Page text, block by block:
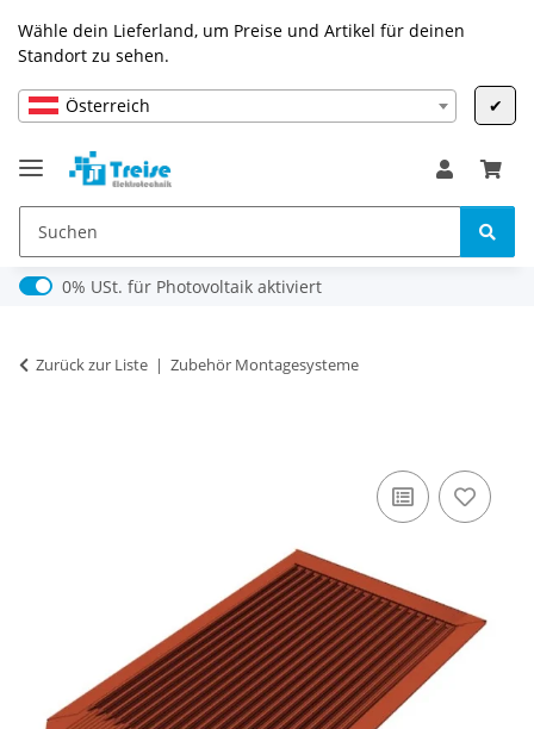
Wähle dein Lieferland, um Preise und Artikel für deinen
Standort zu sehen.
Österreich ✔
0% USt. für Photovoltaik (§ 12 Abs. 3 UStG)
0% USt. für Photovoltaik aktiviert
Zurück zur Liste Zubehör Montagesysteme